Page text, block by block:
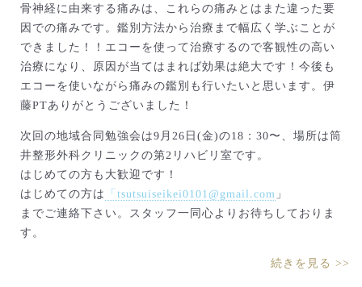
骨神経に由来する痛みは、これらの痛みとはまた違った要
因での痛みです。鑑別方法から治療まで幅広く学ぶことが
できました！！エコーを使って治療するので客観性の高い
治療になり、原因が当てはまれば効果は絶大です！今後も
エコーを使いながら痛みの鑑別も行いたいと思います。伊
藤PTありがとうございました！
次回の地域合同勉強会は9月26日(金)の18：30〜、場所は筒
井整形外科クリニックの第2リハビリ室です。
はじめての方も大歓迎です！
はじめての方は 「tsutsuiseikei0101@gmail.com 」
までご連絡下さい。スタッフ一同心よりお待ちしておりま
す。
続きを見る >>